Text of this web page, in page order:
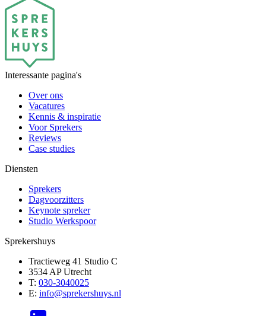
Interessante pagina's
Over ons
Vacatures
Kennis & inspiratie
Voor Sprekers
Reviews
Case studies
Diensten
Sprekers
Dagvoorzitters
Keynote spreker
Studio Werkspoor
Sprekershuys
Tractieweg 41 Studio C
3534 AP Utrecht
T: 030-3040025
E: info@sprekershuys.nl